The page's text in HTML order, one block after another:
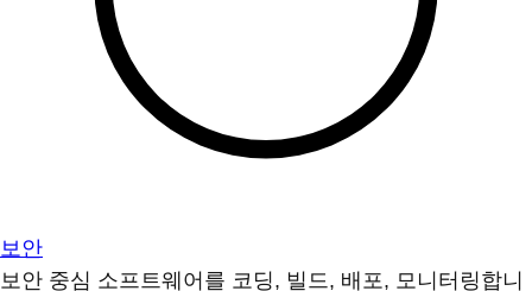
보안
보안 중심 소프트웨어를 코딩, 빌드, 배포, 모니터링합니